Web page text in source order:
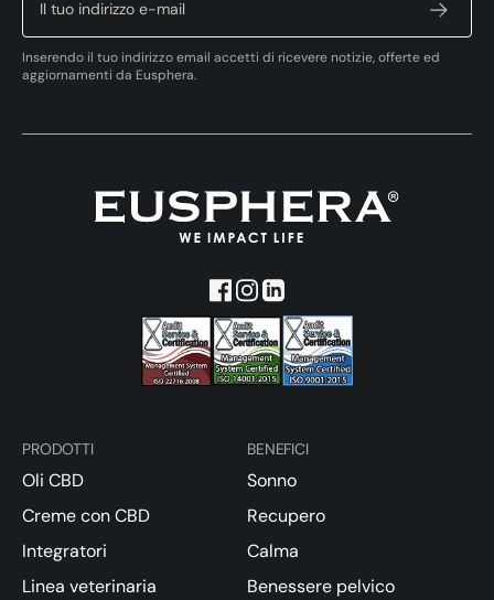
Inserendo il tuo indirizzo email accetti di ricevere notizie, offerte ed
aggiornamenti da Eusphera.
PRODOTTI
Oli CBD
Creme con CBD
Integratori
Linea veterinaria
BENEFICI
Sonno
Recupero
Calma
Benessere pelvico